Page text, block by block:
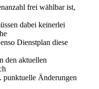
frei wählbar ist,
dabei keinerlei
Dienstplan diese
den aktuellen
punktuelle Änderungen